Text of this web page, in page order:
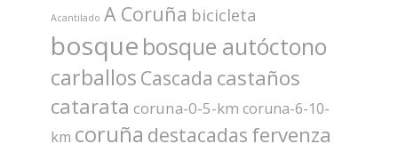
Acantilado A Coruña bicicleta
bosque bosque autóctono
carballos Cascada castaños
catarata coruna-0-5-km coruna-6-10-
km coruña destacadas fervenza